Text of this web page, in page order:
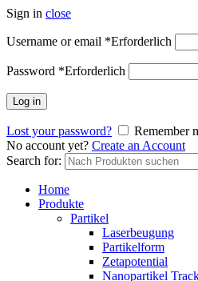
Sign in close
Username or email *Erforderlich
Password *Erforderlich
Log in
Lost your password?
Remember
No account yet? Create an Account
Search for:
Home
Produkte
Partikel
Laserbeugung
Partikelform
Zetapotential
Nanopartikel